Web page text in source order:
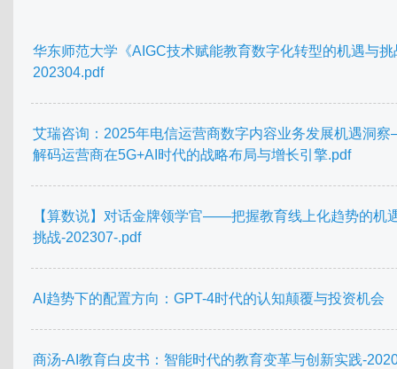
华东师范大学《AIGC技术赋能教育数字化转型的机遇与挑
202304.pdf
艾瑞咨询：2025年电信运营商数字内容业务发展机遇洞
解码运营商在5G+AI时代的战略布局与增长引擎.pdf
【算数说】对话金牌领学官——把握教育线上化趋势的机
挑战-202307-.pdf
AI趋势下的配置方向：GPT-4时代的认知颠覆与投资机会
商汤-AI教育白皮书：智能时代的教育变革与创新实践-